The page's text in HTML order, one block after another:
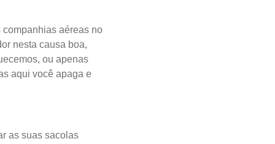
aéreas no
nesta causa boa,
ou apenas
aqui você apaga e
as suas sacolas